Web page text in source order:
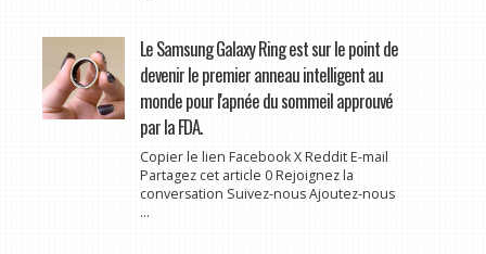
Le Samsung Galaxy Ring est sur le point de
devenir le premier anneau intelligent au
monde pour l'apnée du sommeil approuvé
par la FDA.
Copier le lien Facebook X Reddit E-mail
Partagez cet article 0 Rejoignez la
conversation Suivez-nous Ajoutez-nous
...